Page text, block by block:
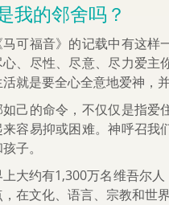
我的邻舍吗？
可福音》的记载中有这样
、尽性、尽意、尽力爱主
就是要全心全意地爱神，
己的命令，不仅仅是指爱
容易抑或困难。神呼召我
子。
大约有1,300万名维吾尔
在文化、语言、宗教和世